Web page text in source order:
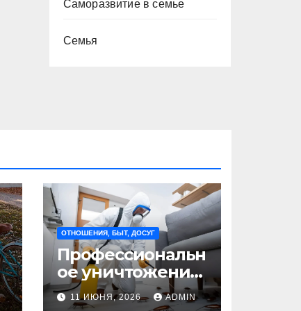
Саморазвитие в семье
Семья
ОТНОШЕНИЯ, БЫТ, ДОСУГ
Профессиональн
ое уничтожение
клопов: где оно
необходимо?
11 ИЮНЯ, 2026 ADMIN